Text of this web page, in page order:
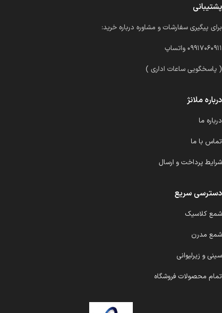
پشتیبانی
برای پیگیری سفارشات و مشاوره درباره خرید:
۰۹۹۱۷۰۶۰۹۱۱ واتساپ
( پاسخگویی ساعات اداری )
درباره ملانژ
درباره ما
تماس با ما
شرایط پرداخت و ارسال
دسترسی سریع
شمع کلاسیک
شمع مدرن
سینی و زیرلیوانی
تمام محصولات فروشگاه